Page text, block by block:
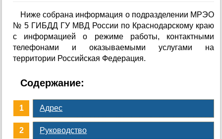
Ниже собрана информация о подразделении МРЭО
№ 5 ГИБДД ГУ МВД России по Краснодарскому краю
с информацией о режиме работы, контактными
телефонами и оказываемыми услугами на
территории Российская Федерация.
Содержание:
Адрес
Руководство